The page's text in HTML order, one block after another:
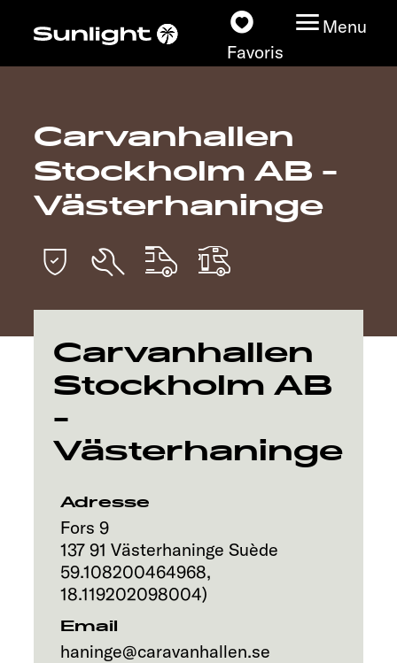
Favoris
Menu
Nos modèles
Configurateur
Recherchez votre
Sunlight
Nos concessionnaires
Découvrir
Carvanhallen
Stockholm AB -
Västerhaninge
Carvanhallen
Stockholm AB
-
Västerhaninge
Adresse
Fors 9
137 91 Västerhaninge Suède
59.108200464968,
18.119202098004)
Email
haninge@caravanhallen.se